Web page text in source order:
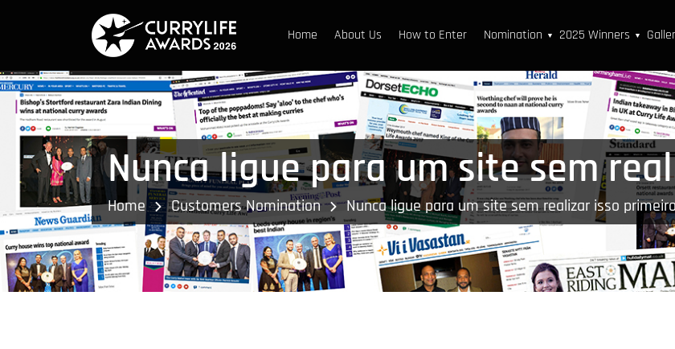
Home About Us How to Enter Nomination ▼ 2025 Winners ▼
Nunca ligue para um site sem
Home Customers Nomination Nunca ligue para um site sem realizar isso